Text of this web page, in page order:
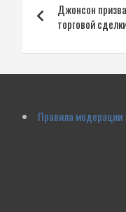
по
записям
Джонсон
торговой
Правила модерации